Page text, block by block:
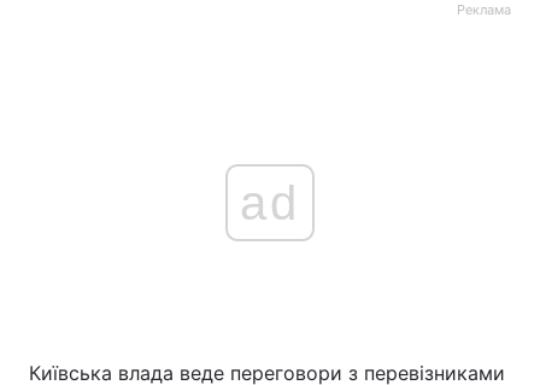
Реклама
ad
Київська влада веде переговори з перевізниками